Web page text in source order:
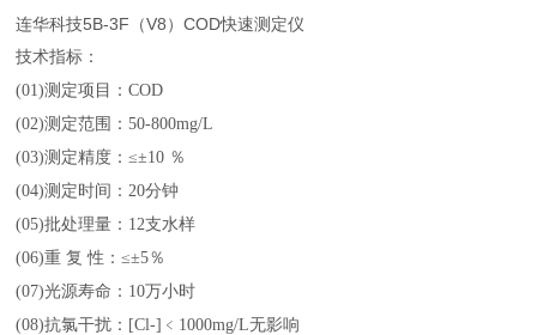
连华科技5B-3F（V8）COD快速测定仪
技术指标：
(01)测定项目：COD
(02)测定范围：50-800mg/L
(03)测定精度：≤±10 ％
(04)测定时间：20分钟
(05)批处理量：12支水样
(06)重 复 性：≤±5％
(07)光源寿命：10万小时
(08)抗氯干扰：[Cl-]﹤1000mg/L无影响